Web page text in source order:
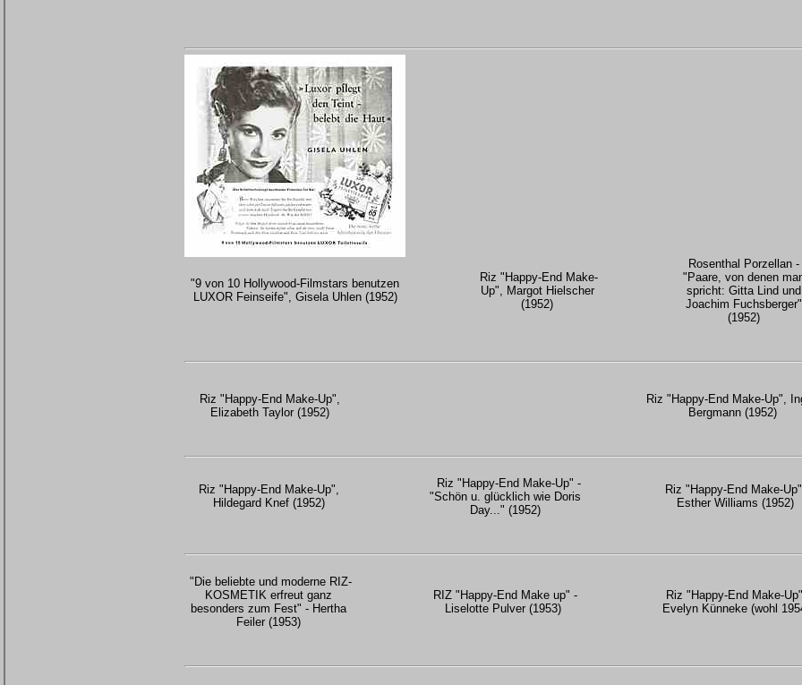
"9 von 10 Hollywood-Filmstars benutzen
LUXOR Feinseife", Gisela Uhlen (1952)
Riz "Happy-End Make-
Up", Margot Hielscher
(1952)
Rosenthal Porzellan -
"Paare, von denen
spricht: Gitta Lind und
Joachim Fuchsberger"
(1952)
Riz "Happy-End Make-Up",
Elizabeth Taylor (1952)
Riz "Happy-End Make-Up",
Bergmann (1952)
Riz "Happy-End Make-Up",
Hildegard Knef (1952)
Riz "Happy-End Make-Up" -
"Schön u. glücklich wie Doris
Day..." (1952)
Riz "Happy-End Make-
Esther Williams (1952)
"Die beliebte und moderne RIZ-
KOSMETIK erfreut ganz
besonders zum Fest" - Hertha
Feiler (1953)
RIZ "Happy-End Make up" -
Liselotte Pulver (1953)
Riz "Happy-End Make-Up",
Evelyn Künneke (wohl